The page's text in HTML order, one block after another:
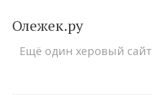
Олежек.ру
Ещё один херовый сайт